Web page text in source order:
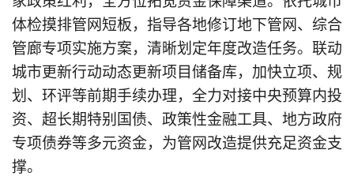
体检摸排管网短板，指导各地修订地下管网、综合
管廊专项实施方案，清晰划定年度改造任务。联动
城市更新行动动态更新项目储备库，加快立项、规
划、环评等前期手续办理，全力对接中央预算内投
资、超长期特别国债、政策性金融工具、地方政府
专项债券等多元资金，为管网改造提供充足资金支
撑。